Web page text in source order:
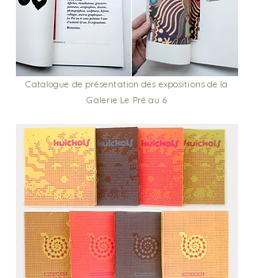
Catalogue de présentation des expositions de la
Galerie Le Pré au 6